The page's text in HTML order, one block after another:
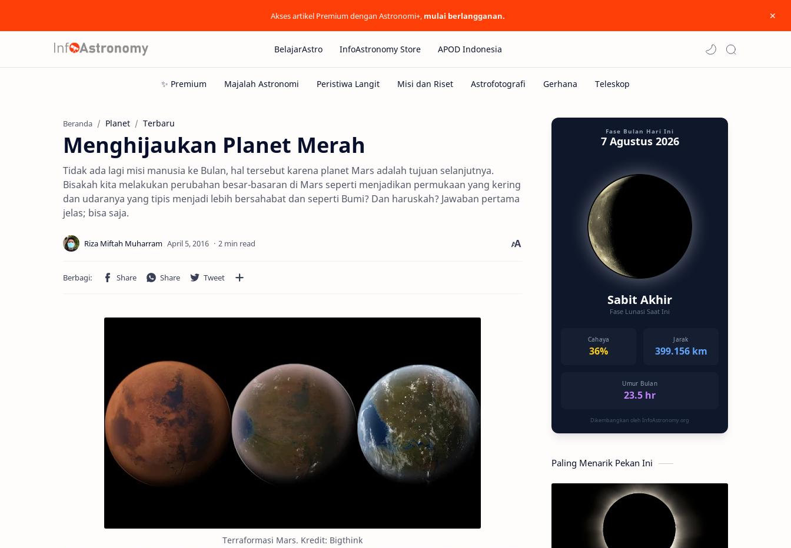
Akses artikel Premium dengan Astronomi+, mulai berlangganan.
BelajarAstro InfoAstronomy Store APOD Indonesia
Beranda Planet Terbaru
Menghijaukan Planet Merah
Tidak ada lagi misi manusia ke Bulan, hal tersebut karena planet Mars adalah tujuan selanjutnya.
Bisakah kita melakukan perubahan besar-basaran di Mars seperti menjadikan permukaan yang kering
dan udaranya yang tipis menjadi lebih bersahabat dan seperti Bumi? Dan haruskah? Jawaban pertama
jelas; bisa saja.
2 min read
Terraformasi Mars. Kredit: Bigthink
Fase Bulan Hari Ini
7 Agustus 2026
Sabit Akhir
Fase Lunasi Saat Ini
Cahaya
36%
Jarak
399.156 km
Umur Bulan
23.5 hr
Dikembangkan oleh InfoAstronomy.org
Paling Menarik Pekan Ini